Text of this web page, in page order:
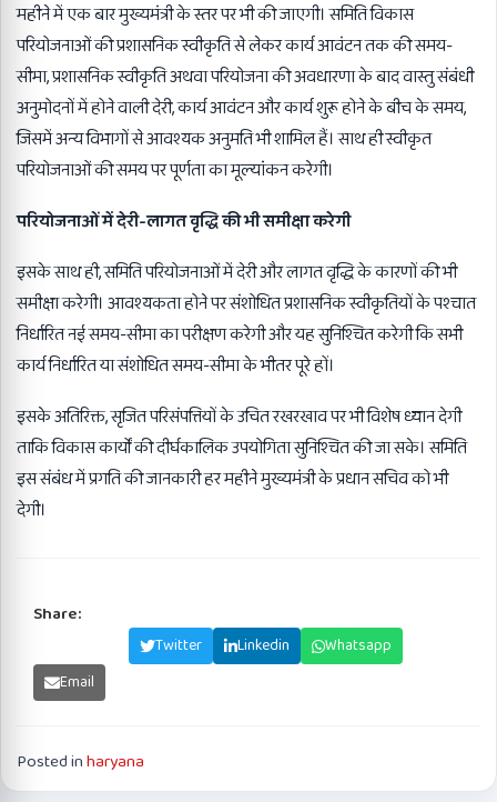
महीने में एक बार मुख्यमंत्री के स्तर पर भी की जाएगी। समिति विकास
परियोजनाओं की प्रशासनिक स्वीकृति से लेकर कार्य आवंटन तक की समय-
सीमा, प्रशासनिक स्वीकृति अथवा परियोजना की अवधारणा के बाद वास्तु संबंधी
अनुमोदनों में होने वाली देरी, कार्य आवंटन और कार्य शुरू होने के बीच के समय,
जिसमें अन्य विभागों से आवश्यक अनुमति भी शामिल हैं। साथ ही स्वीकृत
परियोजनाओं की समय पर पूर्णता का मूल्यांकन करेगी।
परियोजनाओं में देरी-लागत वृद्धि की भी समीक्षाकरेगी
इसके साथ ही, समिति परियोजनाओं में देरी और लागत वृद्धि के कारणों की भी
समीक्षा करेगी। आवश्यकता होने पर संशोधित प्रशासनिक स्वीकृतियों के पश्चात
निर्धारित नई समय-सीमा का परीक्षण करेगी और यह सुनिश्चित करेगी कि सभी
कार्य निर्धारित या संशोधित समय-सीमा के भीतर पूरे हों।
इसके अतिरिक्त, सृजित परिसंपत्तियों के उचित रखरखाव पर भी विशेष ध्यान देगी
ताकि विकास कार्यों की दीर्घकालिक उपयोगिता सुनिश्चित की जा सके। समिति
इस संबंध में प्रगति की जानकारी हर महीने मुख्यमंत्री के प्रधान सचिव को भी
देगी।
Share:
Twitter Linkedin
Whatsapp
Email
Posted inharyana